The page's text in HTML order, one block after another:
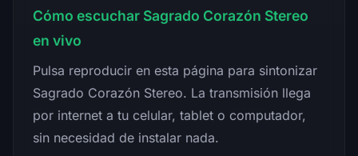
Cómo escuchar Sagrado Corazón Stereo
en vivo
Pulsa reproducir en esta página para sintonizar
Sagrado Corazón Stereo. La transmisión llega
por internet a tu celular, tablet o computador,
sin necesidad de instalar nada.